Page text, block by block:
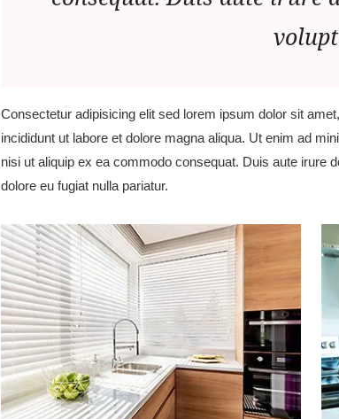
Consectetur adipisicing elit sed lorem ipsum dolor sit
incididunt ut labore et dolore magna aliqua. Ut enim ad
nisi ut aliquip ex ea commodo consequat. Duis aute irure
dolore eu fugiat nulla pariatur.